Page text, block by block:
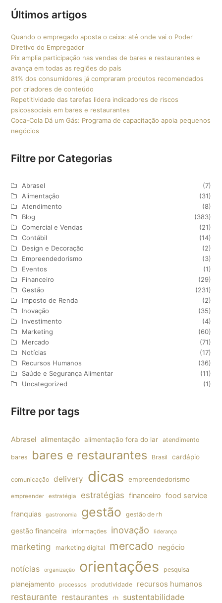
Últimos artigos
Quando o empregado aposta o caixa: até onde vai o Poder
Diretivo do Empregador
Pix amplia participação nas vendas de bares e restaurantes e
avança em todas as regiões do país
81% dos consumidores já compraram produtos recomendados
por criadores de conteúdo
Repetitividade das tarefas lidera indicadores de riscos
psicossociais em bares e restaurantes
Coca-Cola Dá um Gás: Programa de capacitação apoia pequenos
negócios
Filtre por Categorias
Abrasel
(7)
Alimentação
(31)
Atendimento
(8)
Blog
(383)
Comercial e Vendas
(21)
Contábil
(14)
Design e Decoração
(2)
Empreendedorismo
(3)
Eventos
(1)
Financeiro
(29)
Gestão
(231)
Imposto de Renda
(2)
Inovação
(35)
Investimento
(4)
Marketing
(60)
Mercado
(71)
Notícias
(17)
Recursos Humanos
(36)
Saúde e Segurança Alimentar
(11)
Uncategorized
(1)
Filtre por tags
Abrasel alimentação alimentação fora do lar atendimento
bares bares e restaurantes Brasil cardápio
comunicação delivery dicas empreendedorismo
empreender estratégia estratégias financeiro food service
franquias gastronomia gestão gestão de rh
gestão financeira informações inovação liderança
marketing marketing digital mercado negócio
notícias organização orientações pesquisa
planejamento processos produtividade recursos humanos
restaurante restaurantes rh sustentabilidade